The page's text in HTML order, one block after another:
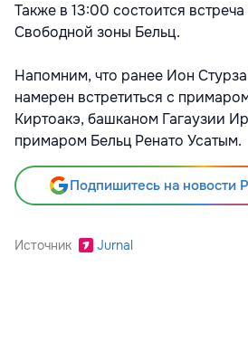
Также в 13:00 состоится
Свободной зоны Бельц.
Напомним, что ранее Ион Стурза
намерен встретиться с
Киртоакэ, башканом Гагаузии
примаром Бельц Ренато Усатым.
Подпишитесь на новости
Источник Jurnal